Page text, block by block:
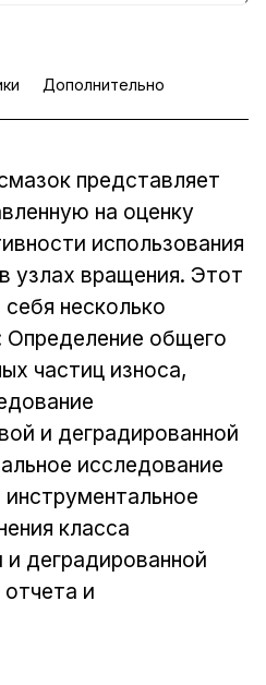
Дополнительно
представляет
на оценку
использования
узлах вращения. Этот
несколько
Определение общего
частиц износа,
и деградированной
исследование
инструментальное
класса
и деградированной
и